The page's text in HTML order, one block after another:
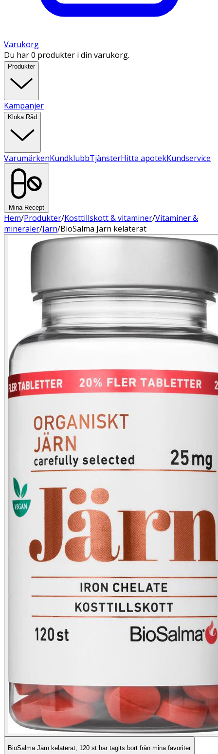
Varukorg
Du har 0 produkter i din varukorg.
Produkter
Kampanjer
Kloka Råd
VarumärkenKundklubbTjänsterHitta apotekKundservice
Mina Recept
Hem/Produkter/Kosttillskott & vitaminer/Vitaminer &
mineraler/Järn/BioSalma Järn kelaterat
BioSalma Järn kelaterat, 120 st har tagits bort från mina favoriter